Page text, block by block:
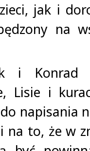
jak i
na
i Konrad
Lisie i
napisania
na to, że w